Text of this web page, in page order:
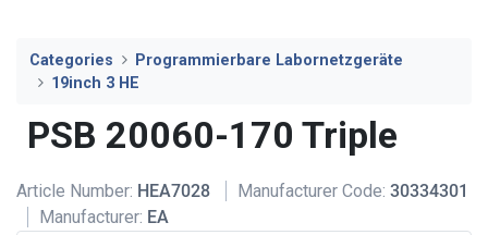
Categories
Programmierbare Labornetzgeräte
19inch 3 HE
PSB 20060-170 Triple
Article Number: HEA7028 Manufacturer Code: 30334301
Manufacturer: EA